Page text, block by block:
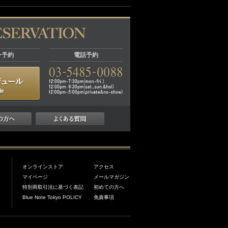
予約 電話予約
オンラインストア
マイページ
特別商取引法に基づく表記
Blue Note Tokyo POLICY
アクセス
メールマガジン
初めての方へ
免責事項